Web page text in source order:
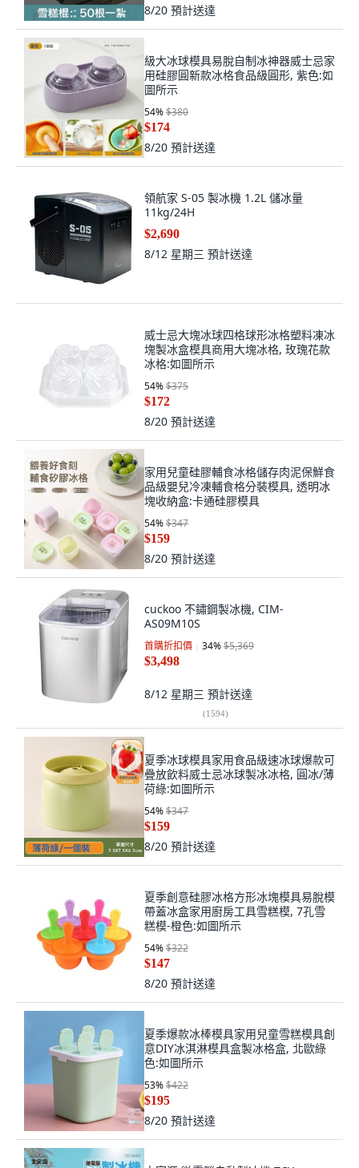
8/20 預計送達
級大冰球模具易脫自制冰神器威士忌家
用硅膠圓新款冰格食品級圓形, 紫色:如
圖所示
54%$380
$174
8/20 預計送達
領航家 S-05 製冰機 1.2L 儲冰量
11kg/24H
$2,690
8/12 星期三 預計送達
威士忌大塊冰球四格球形冰格塑料凍冰
塊製冰盒模具商用大塊冰格, 玫瑰花款
冰格:如圖所示
54%$375
$172
8/20 預計送達
家用兒童硅膠輔食冰格儲存肉泥保鮮食
品級嬰兒冷凍輔食格分裝模具, 透明冰
塊收納盒:卡通硅膠模具
54%$347
$159
8/20 預計送達
cuckoo 不鏽鋼製冰機, CIM-
AS09M10S
首購折扣價 34%$5,369
$3,498
8/12 星期三 預計送達
(1594)
夏季冰球模具家用食品級速冰球爆款可
疊放飲料威士忌冰球製冰冰格, 圓冰/薄
荷綠:如圖所示
54%$347
$159
8/20 預計送達
夏季創意硅膠冰格方形冰塊模具易脫模
帶蓋冰盒家用廚房工具雪糕模, 7孔雪
糕模-橙色:如圖所示
54%$322
$147
8/20 預計送達
夏季爆款冰棒模具家用兒童雪糕模具創
意DIY冰淇淋模具盒製冰格盒, 北歐綠
色:如圖所示
53%$422
$195
8/20 預計送達